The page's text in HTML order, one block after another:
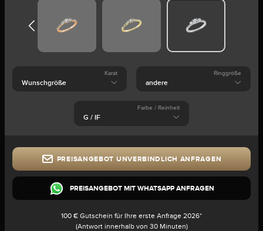
Karat Ringgröße
Farbe / Reinheit
PREISANGEBOT UNVERBINDLICH ANFRAGEN
PREISANGEBOT MIT WHATSAPP ANFRAGEN
100 € Gutschein für Ihre erste Anfrage 2026*
(Antwort innerhalb von 30 Minuten)